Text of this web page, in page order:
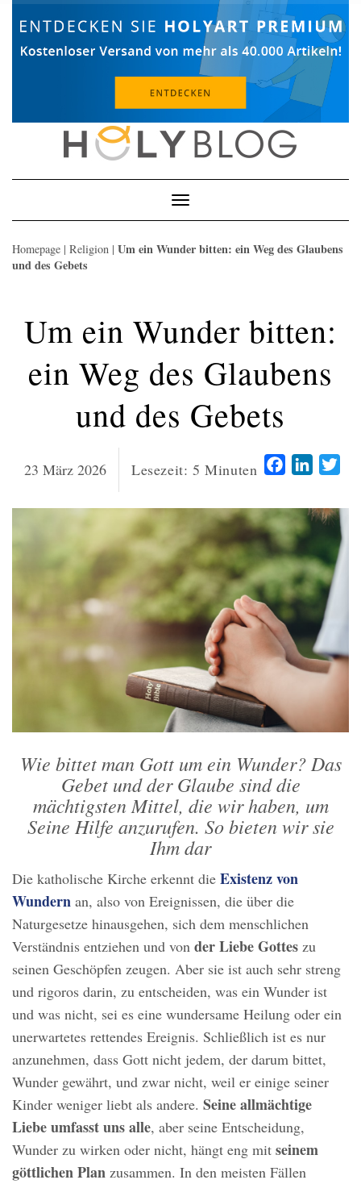
Toggle
Navigation
Homepage | Religion | Um ein Wunder bitten: ein Weg des Glaubens
und des Gebets
Um ein Wunder bitten:
ein Weg des Glaubens
und des Gebets
23 März 2026 Lesezeit: 5 Minuten Facebook
Wie bittet man Gott um ein Wunder? Das
Gebet und der Glaube sind die
mächtigsten Mittel, die wir haben, um
Seine Hilfe anzurufen. So bieten wir sie
Ihm dar
Die katholische Kirche erkennt die Existenz von
Wundern an, also von Ereignissen, die über die
Naturgesetze hinausgehen, sich dem menschlichen
Verständnis entziehen und von der Liebe Gottes zu
seinen Geschöpfen zeugen. Aber sie ist auch sehr streng
und rigoros darin, zu entscheiden, was ein Wunder ist
und was nicht, sei es eine wundersame Heilung oder ein
unerwartetes rettendes Ereignis. Schließlich ist es nur
anzunehmen, dass Gott nicht jedem, der darum bittet,
Wunder gewährt, und zwar nicht, weil er einige seiner
Kinder weniger liebt als andere. Seine allmächtige
Liebe umfasst uns alle, aber seine Entscheidung,
Wunder zu wirken oder nicht, hängt eng mit seinem
göttlichen Plan zusammen. In den meisten Fällen